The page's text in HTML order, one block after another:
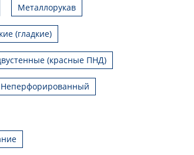
Металлорукав
(гладкие)
(красные ПНД)
Неперфорированный